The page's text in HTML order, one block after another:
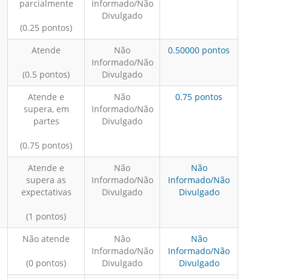
parcialmente
(0.25 pontos)
Informado/Não
Divulgado
Atende
(0.5 pontos)
Não
Informado/Não
Divulgado
0.50000 pontos
Atende e
supera, em
partes
(0.75 pontos)
Não
Informado/Não
Divulgado
0.75 pontos
Atende e
supera as
expectativas
(1 pontos)
Não
Informado/Não
Divulgado
Não
Informado/Não
Divulgado
Não atende
(0 pontos)
Não
Informado/Não
Divulgado
Não
Informado/Não
Divulgado